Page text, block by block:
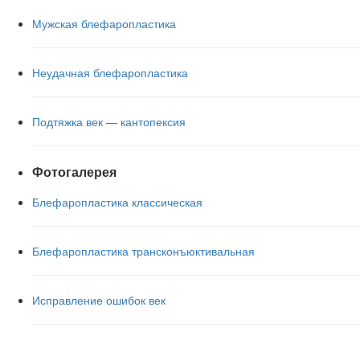
Мужская блефаропластика
Неудачная блефаропластика
Подтяжка век — кантопексия
Фотогалерея
Блефаропластика классическая
Блефаропластика трансконъюктивальная
Исправление ошибок век